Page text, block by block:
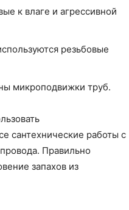
к влаге и агрессивной
резьбовые
микроподвижки труб.
сантехнические работы с
Правильно
запахов из